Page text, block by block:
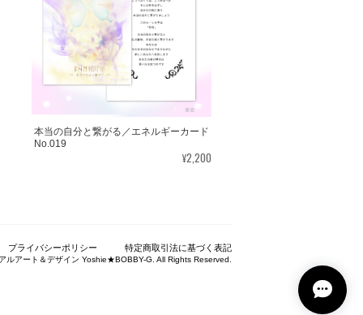
楽しみにしながら 絵と共に待ちたいと
の絆をいつも感じていただけると嬉
るだけで幸せな気持ちになりました。＾
温かく見守って頂けると思います。 末永
本当の自分と繋がる／エネルギーカード
No.019
¥2,200
プライバシーポリシー 特定商取引法に基づく表記
ルアート＆デザイン Yoshie★BOBBY-G. All Rights Reserved.